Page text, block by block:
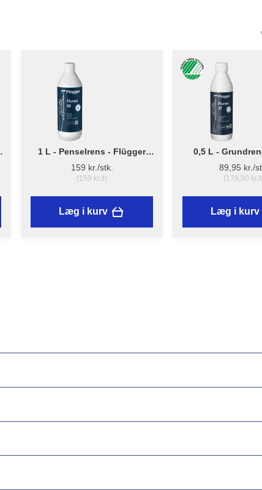
1 L - Penselrens - Flügger
Fluren 59
159 kr./stk.
(159 kr./l)
Læg i kurv
0,5 L -
Flügger
89,95 kr./
(179,90 kr./
Læg i kurv